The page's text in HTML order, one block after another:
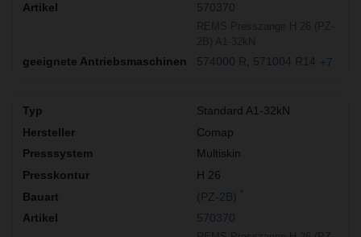
570370
574000 R 571004 R14 +7
Standard A1-32kN
Comap
Multiskin
H 26
(PZ-2B)
570370